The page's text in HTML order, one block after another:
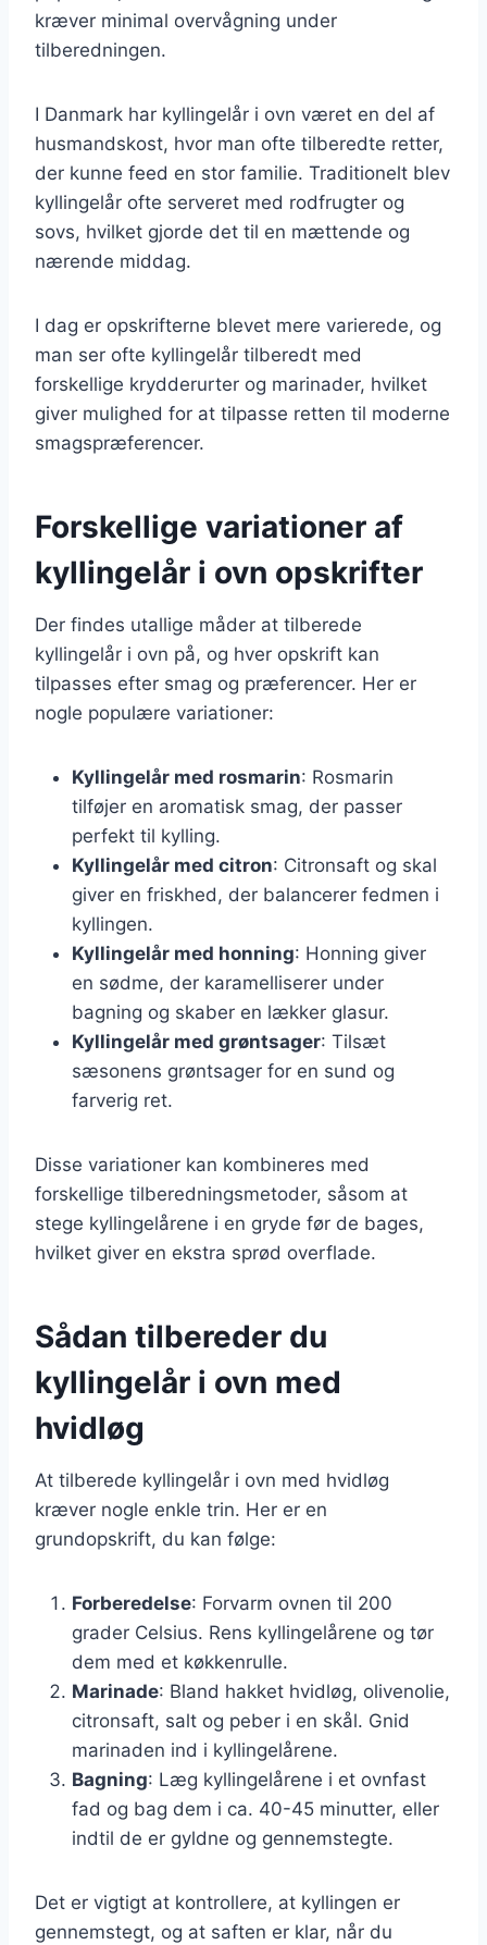
kræver minimal overvågning under
tilberedningen.
I Danmark har kyllingelår i ovn været en del af
husmandskost, hvor man ofte tilberedte retter,
der kunne feed en stor familie. Traditionelt blev
kyllingelår ofte serveret med rodfrugter og
sovs, hvilket gjorde det til en mættende og
nærende middag.
I dag er opskrifterne blevet mere varierede, og
man ser ofte kyllingelår tilberedt med
forskellige krydderurter og marinader, hvilket
giver mulighed for at tilpasse retten til moderne
smagspræferencer.
Forskellige variationer af
kyllingelår i ovn opskrifter
Der findes utallige måder at tilberede
kyllingelår i ovn på, og hver opskrift kan
tilpasses efter smag og præferencer. Her er
nogle populære variationer:
Kyllingelår med rosmarin: Rosmarin
tilføjer en aromatisk smag, der passer
perfekt til kylling.
Kyllingelår med citron: Citronsaft og skal
giver en friskhed, der balancerer fedmen i
kyllingen.
Kyllingelår med honning: Honning giver
en sødme, der karamelliserer under
bagning og skaber en lækker glasur.
Kyllingelår med grøntsager: Tilsæt
sæsonens grøntsager for en sund og
farverig ret.
Disse variationer kan kombineres med
forskellige tilberedningsmetoder, såsom at
stege kyllingelårene i en gryde før de bages,
hvilket giver en ekstra sprød overflade.
Sådan tilbereder du
kyllingelår i ovn med
hvidløg
At tilberede kyllingelår i ovn med hvidløg
kræver nogle enkle trin. Her er en
grundopskrift, du kan følge:
Forberedelse: Forvarm ovnen til 200
grader Celsius. Rens kyllingelårene og tør
dem med et køkkenrulle.
Marinade: Bland hakket hvidløg, olivenolie,
citronsaft, salt og peber i en skål. Gnid
marinaden ind i kyllingelårene.
Bagning: Læg kyllingelårene i et ovnfast
fad og bag dem i ca. 40-45 minutter, eller
indtil de er gyldne og gennemstegte.
Det er vigtigt at kontrollere, at kyllingen er
gennemstegt, og at saften er klar, når du